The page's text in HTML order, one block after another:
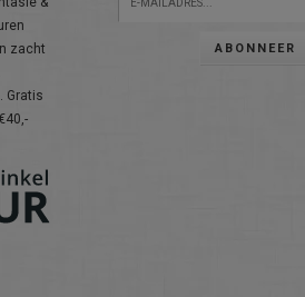
zacht
Gratis
ABONNEER